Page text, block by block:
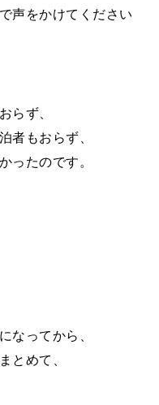
声をかけてください
らず、
者もおらず、
ったのです。
なってから、
とめて、